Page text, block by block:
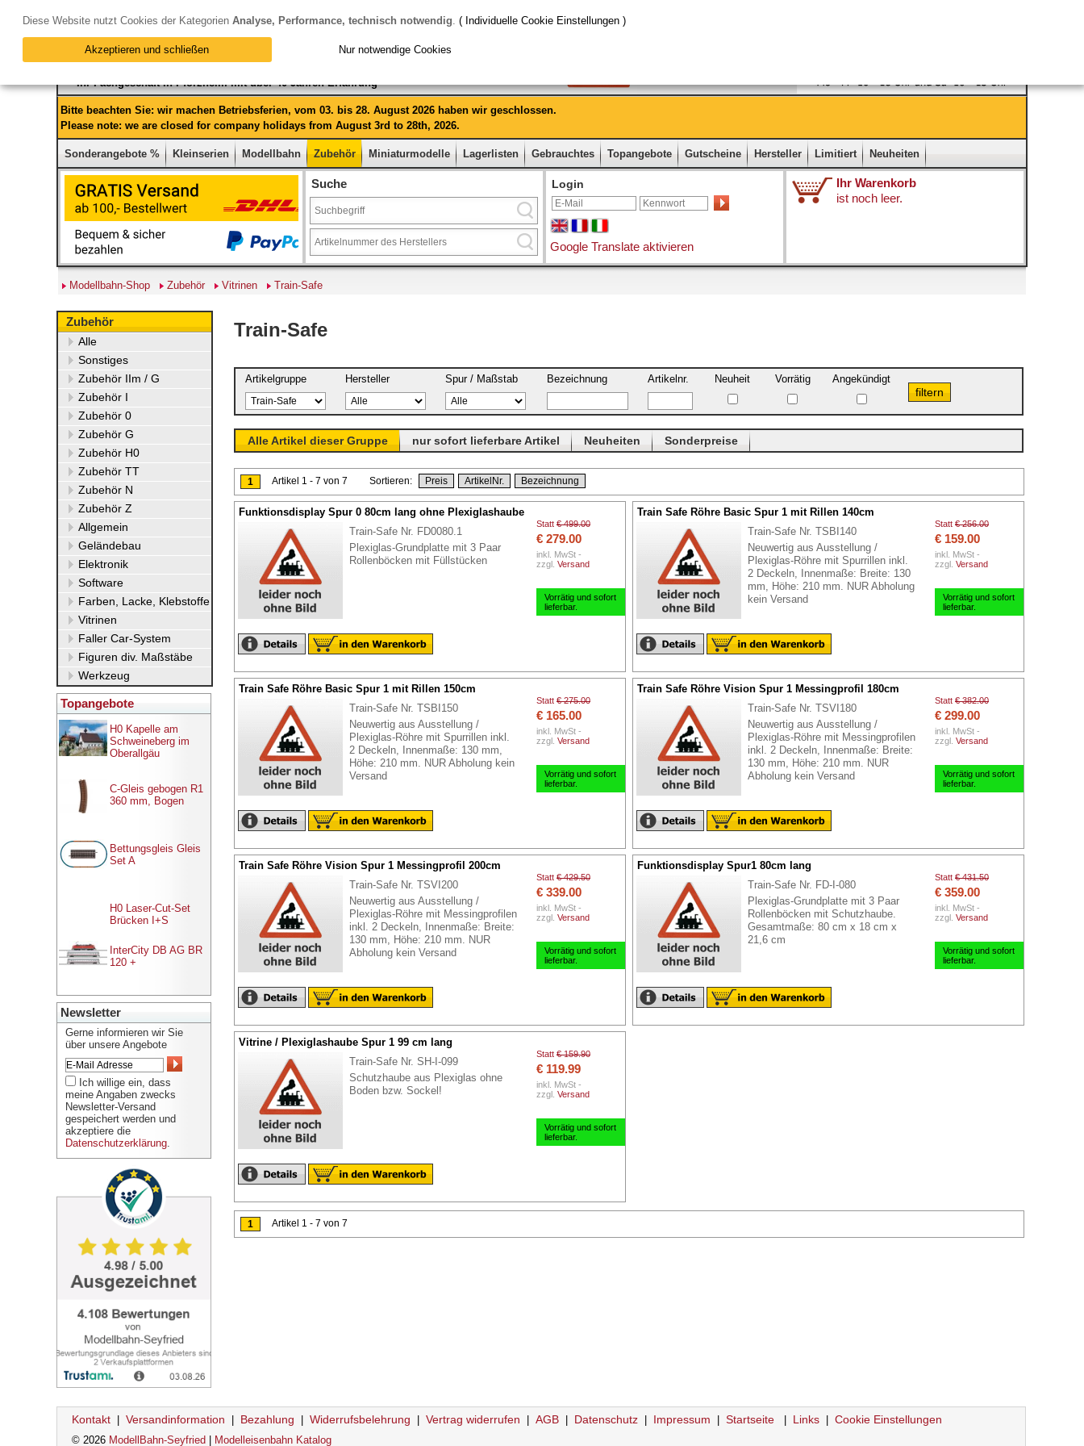
Ihr Fachgeschäft in Pforzheim mit über 40 Jahren Erfahrung
Bitte beachten Sie: wir machen Betriebsferien, vom 03. bis 28. August 2026 haben wir geschlossen.
Please note: we are closed for company holidays from August 3rd to 28th, 2026.
Sonderangebote % Kleinserien Modellbahn Zubehör Miniaturmodelle Lagerlisten Gebrauchtes Topangebote Gutscheine Hersteller Limitiert Neuheiten
Suche Login
Google Translate aktivieren
Ihr Warenkorb
ist noch leer.
Modellbahn-Shop Zubehör Vitrinen Train-Safe
Zubehör
Alle
Sonstiges
Zubehör IIm / G
Zubehör I
Zubehör 0
Zubehör G
Zubehör H0
Zubehör TT
Zubehör N
Zubehör Z
Allgemein
Geländebau
Elektronik
Software
Farben, Lacke, Klebstoffe
Vitrinen
Faller Car-System
Figuren div. Maßstäbe
Werkzeug
Topangebote
H0 Kapelle am
Schweineberg im
Oberallgäu
C-Gleis gebogen R1
360 mm, Bogen
Bettungsgleis Gleis
Set A
H0 Laser-Cut-Set
Brücken I+S
InterCity DB AG BR
120 +
Newsletter
Gerne informieren wir Sie
über unsere Angebote
Ich willige ein, dass
meine Angaben zwecks
Newsletter-Versand
gespeichert werden und
akzeptiere die
Datenschutzerklärung.
Train-Safe
Artikelgruppe Hersteller Spur / Maßstab Bezeichnung Artikelnr. Neuheit Vorrätig Angekündigt
Alle Artikel dieser Gruppe nur sofort lieferbare Artikel Neuheiten Sonderpreise
1 Artikel 1 - 7 von 7 Sortieren: Preis ArtikelNr. Bezeichnung
Funktionsdisplay Spur 0 80cm lang ohne Plexiglashaube
Train-Safe Nr. FD0080.1
Plexiglas-Grundplatte mit 3 Paar
Rollenböcken mit Füllstücken
Statt € 499.00
€ 279.00
inkl. MwSt -
zzgl. Versand
Vorrätig und sofort
lieferbar.
Train Safe Röhre Basic Spur 1 mit Rillen 140cm
Train-Safe Nr. TSBI140
Neuwertig aus Ausstellung /
Plexiglas-Röhre mit Spurrillen inkl.
2 Deckeln, Innenmaße: Breite: 130
mm, Höhe: 210 mm. NUR Abholung
kein Versand
Statt € 256.00
€ 159.00
inkl. MwSt -
zzgl. Versand
Vorrätig und sofort
lieferbar.
Train Safe Röhre Basic Spur 1 mit Rillen 150cm
Train-Safe Nr. TSBI150
Neuwertig aus Ausstellung /
Plexiglas-Röhre mit Spurrillen inkl.
2 Deckeln, Innenmaße: 130 mm,
Höhe: 210 mm. NUR Abholung kein
Versand
Statt € 275.00
€ 165.00
inkl. MwSt -
zzgl. Versand
Vorrätig und sofort
lieferbar.
Train Safe Röhre Vision Spur 1 Messingprofil 180cm
Train-Safe Nr. TSVI180
Neuwertig aus Ausstellung /
Plexiglas-Röhre mit Messingprofilen
inkl. 2 Deckeln, Innenmaße: Breite:
130 mm, Höhe: 210 mm. NUR
Abholung kein Versand
Statt € 382.00
€ 299.00
inkl. MwSt -
zzgl. Versand
Vorrätig und sofort
lieferbar.
Train Safe Röhre Vision Spur 1 Messingprofil 200cm
Train-Safe Nr. TSVI200
Neuwertig aus Ausstellung /
Plexiglas-Röhre mit Messingprofilen
inkl. 2 Deckeln, Innenmaße: Breite:
130 mm, Höhe: 210 mm. NUR
Abholung kein Versand
Statt € 429.50
€ 339.00
inkl. MwSt -
zzgl. Versand
Vorrätig und sofort
lieferbar.
Funktionsdisplay Spur1 80cm lang
Train-Safe Nr. FD-I-080
Plexiglas-Grundplatte mit 3 Paar
Rollenböcken mit Schutzhaube.
Gesamtmaße: 80 cm x 18 cm x
21,6 cm
Statt € 431.50
€ 359.00
inkl. MwSt -
zzgl. Versand
Vorrätig und sofort
lieferbar.
Vitrine / Plexiglashaube Spur 1 99 cm lang
Train-Safe Nr. SH-I-099
Schutzhaube aus Plexiglas ohne
Boden bzw. Sockel!
Statt € 159.90
€ 119.99
inkl. MwSt -
zzgl. Versand
Vorrätig und sofort
lieferbar.
1 Artikel 1 - 7 von 7
Kontakt Versandinformation Bezahlung Widerrufsbelehrung Vertrag widerrufen AGB Datenschutz Impressum Startseite Links Cookie Einstellungen
© 2026 ModellBahn-Seyfried Modelleisenbahn Katalog
Diese Website nutzt Cookies der Kategorien Analyse, Performance, technisch notwendig. ( Individuelle Cookie Einstellungen )
Akzeptieren und schließen Nur notwendige Cookies